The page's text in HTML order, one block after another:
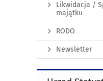
Likwidacja /
majątku
RODO
Newsletter